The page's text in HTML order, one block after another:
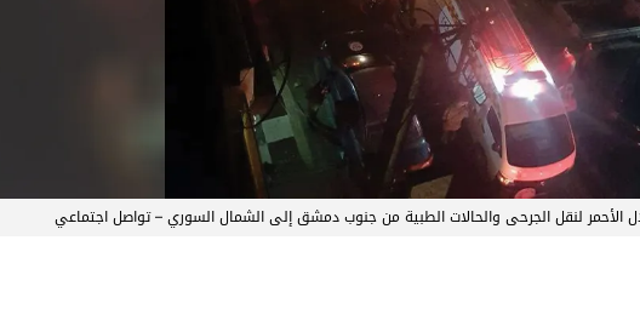
الأحمر لنقل الجرحى والحالات الطبية من جنوب دمشق إلى الشمال السوري – تواصل اجتماعي